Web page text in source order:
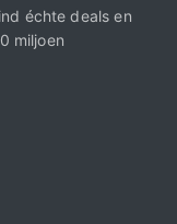
échte deals en
miljoen